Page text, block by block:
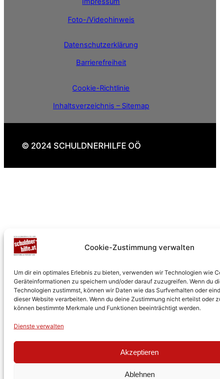
Cookie-Zustimmung verwalten
Um dir ein optimales Erlebnis zu bieten, verwenden wir Technologien wie
Geräteinformationen zu speichern und/oder darauf zuzugreifen. Wenn du
Technologien zustimmst, können wir Daten wie das Surfverhalten oder
dieser Website verarbeiten. Wenn du deine Zustimmung nicht erteilst oder
können bestimmte Merkmale und Funktionen beeinträchtigt werden.
Dienste verwalten
Akzeptieren
Ablehnen
Foto-/Videohinweis
Datenschutzerklärung
Barrierefreiheit
Cookie-Richtlinie
Inhaltsverzeichnis – Sitemap
© 2024 SCHULDNERHILFE OÖ